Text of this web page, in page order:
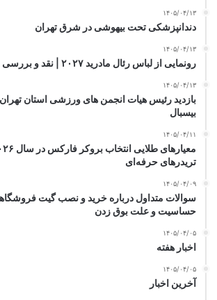
۱۴۰۵/۰۴/۱۳
دندانپزشکی تحت بیهوشی در شرق تهران
۱۴۰۵/۰۴/۱۳
رونمایی از لباس رئال مادرید ۲۰۲۷ | نقد و بررسی
۱۴۰۵/۰۴/۱۳
بازدید رئیس هیات انجمن های ورزشی استان تهران
بیسبال
۱۴۰۵/۰۴/۱۱
تریدرهای حرفه‌ای
۱۴۰۵/۰۴/۰۹
سوالات متداول درباره خرید و نصب گیت
حساسیت و علت بوق زدن
۱۴۰۵/۰۴/۰۵
اخبار هفته
۱۴۰۵/۰۴/۰۵
آخرین اخبار